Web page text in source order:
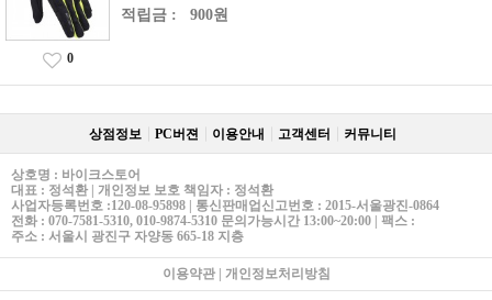
적립금 : 900원
0
상점정보 PC버젼 이용안내 고객센터 커뮤니티
상호명 : 바이크스토어
대표 : 정석환 | 개인정보 보호 책임자 : 정석환
사업자등록번호 :120-08-95898 | 통신판매업신고번호 : 2015-서울광진-0864
전화 : 070-7581-5310, 010-9874-5310 문의가능시간 13:00~20:00 | 팩스 :
주소 : 서울시 광진구 자양동 665-18 지층
이용약관| 개인정보처리방침